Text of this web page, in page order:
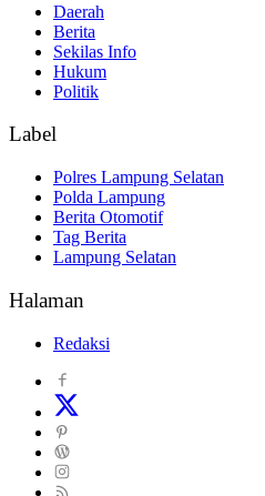
Daerah
Berita
Sekilas Info
Hukum
Politik
Label
Polres Lampung Selatan
Polda Lampung
Berita Otomotif
Tag Berita
Lampung Selatan
Halaman
Redaksi